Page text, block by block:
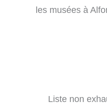
les musées à
Liste non